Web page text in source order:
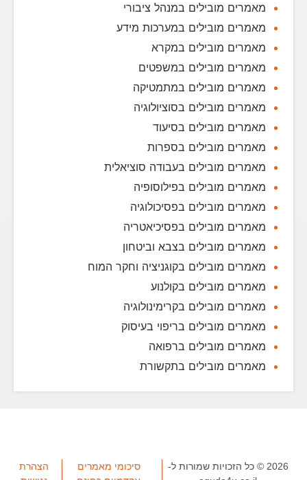
מאמרים מובילים במנהל ציבורי
מאמרים מובילים במערכות מידע
מאמרים מובילים במקרא
מאמרים מובילים במשפטים
מאמרים מובילים במתמטיקה
מאמרים מובילים בסוציולוגיה
מאמרים מובילים בסיעוד
מאמרים מובילים בספרות
מאמרים מובילים בעבודה סוציאלית
מאמרים מובילים בפילוסופיה
מאמרים מובילים בפסיכולוגיה
מאמרים מובילים בפסיכיאטריה
מאמרים מובילים בצבא וביטחון
מאמרים מובילים בקוגניציה וחקר המוח
מאמרים מובילים בקולנוע
מאמרים מובילים בקרימינולוגיה
מאמרים מובילים בריפוי בעיסוק
מאמרים מובילים ברפואה
מאמרים מובילים בתקשורת
2026 © כל הזכויות שמורות ל-
סיכומי מאמרים
הצהרת